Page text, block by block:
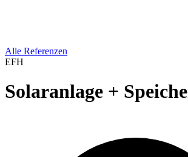
Alle Referenzen
EFH
Solaranlage +